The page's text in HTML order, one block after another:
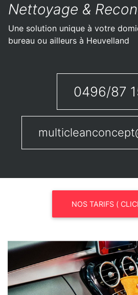
Nettoyage &
Une solution unique à votre
bureau ou ailleurs à Heuvelland
0496/87
NOS TARIFS (